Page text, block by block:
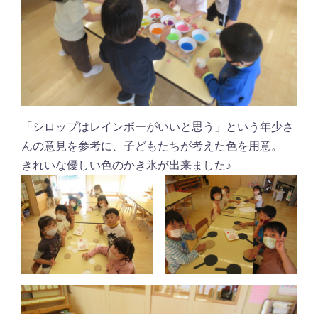
「シロップはレインボーがいいと思う」という年少さ
んの意見を参考に、子どもたちが考えた色を用意。
きれいな優しい色のかき氷が出来ました♪